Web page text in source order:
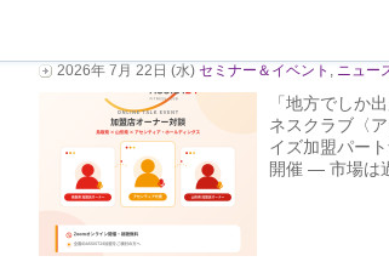
2026年 7月 22日 (水) セミナー＆イベント , ニュー
「地方でしか
ネスクラブ〈
イズ加盟パー
開催 ― 市場は